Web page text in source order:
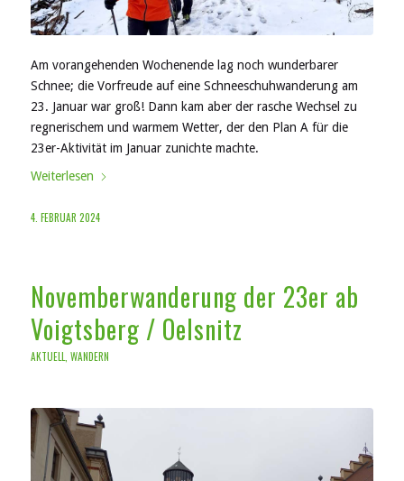
Am vorangehenden Wochenende lag noch wunderbarer
Schnee; die Vorfreude auf eine Schneeschuhwanderung am
23. Januar war groß! Dann kam aber der rasche Wechsel zu
regnerischem und warmem Wetter, der den Plan A für die
23er-Aktivität im Januar zunichte machte.
Weiterlesen
4. FEBRUAR 2024
Novemberwanderung der 23er ab
Voigtsberg / Oelsnitz
AKTUELL WANDERN